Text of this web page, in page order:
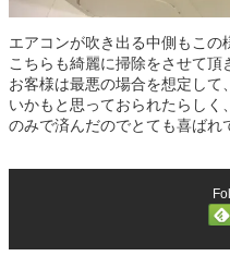
エアコンが吹き出る中側もこ
こちらも綺麗に掃除をさせて頂
お客様は最悪の場合を想定し
いかもと思っておられたらしく
のみで済んだのでとても喜ばれ